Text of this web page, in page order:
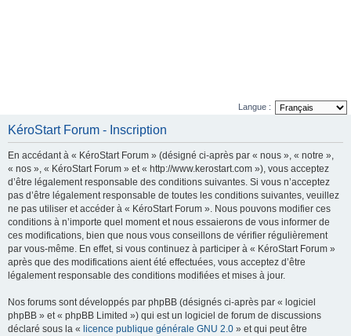
Langue :
KéroStart Forum - Inscription
En accédant à « KéroStart Forum » (désigné ci-après par « nous », « notre »,
« nos », « KéroStart Forum » et « http://www.kerostart.com »), vous acceptez
d’être légalement responsable des conditions suivantes. Si vous n’acceptez
pas d’être légalement responsable de toutes les conditions suivantes, veuillez
ne pas utiliser et accéder à « KéroStart Forum ». Nous pouvons modifier ces
conditions à n’importe quel moment et nous essaierons de vous informer de
ces modifications, bien que nous vous conseillons de vérifier régulièrement
par vous-même. En effet, si vous continuez à participer à « KéroStart Forum »
après que des modifications aient été effectuées, vous acceptez d’être
légalement responsable des conditions modifiées et mises à jour.
Nos forums sont développés par phpBB (désignés ci-après par « logiciel
phpBB » et « phpBB Limited ») qui est un logiciel de forum de discussions
déclaré sous la « licence publique générale GNU 2.0 » et qui peut être